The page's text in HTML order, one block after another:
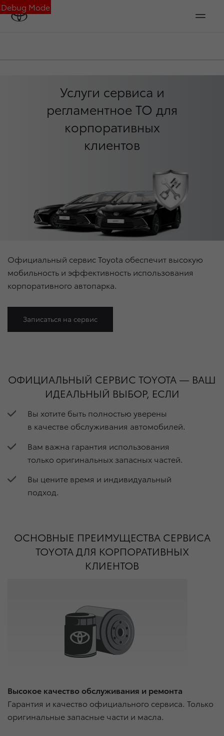
Debug Mode
Услуги сервиса и
регламентное ТО для
корпоративных
клиентов
Официальный сервис Toyota обеспечит высокую
мобильность и эффективность использования
корпоративного автопарка.
Записаться на сервис
ОФИЦИАЛЬНЫЙ СЕРВИС TOYOTA — ВАШ
ИДЕАЛЬНЫЙ ВЫБОР, ЕСЛИ
​Вы хотите быть полностью уверены
в качестве обслуживания автомобилей.
Вам важна гарантия использования
только оригинальных запасных частей.
Вы цените время и индивидуальный
подход.
ОСНОВНЫЕ ПРЕИМУЩЕСТВА СЕРВИСА
TOYOTA ДЛЯ КОРПОРАТИВНЫХ
КЛИЕНТОВ
Высокое качество обслуживания и ремонта
Гарантия и качество официального сервиса. Только
оригинальные запасные части и масла.